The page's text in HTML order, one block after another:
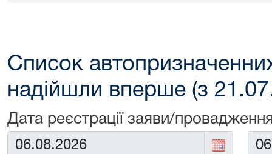
Список
надійшли вперше (з
Дата реєстрації заяви/
Від: До: